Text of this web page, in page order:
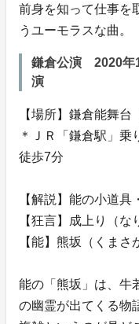
前身を知って仕事
うユーモラスな曲。
鎌倉公演 2020年
演
【場所】鎌倉能舞台
＊ＪＲ「鎌倉駅」乗
徒歩7分
【解説】能の小道具
【狂言】成上り（な
【能】熊坂（くまさ
能の「熊坂」は、牛
の幽霊が出てくる物